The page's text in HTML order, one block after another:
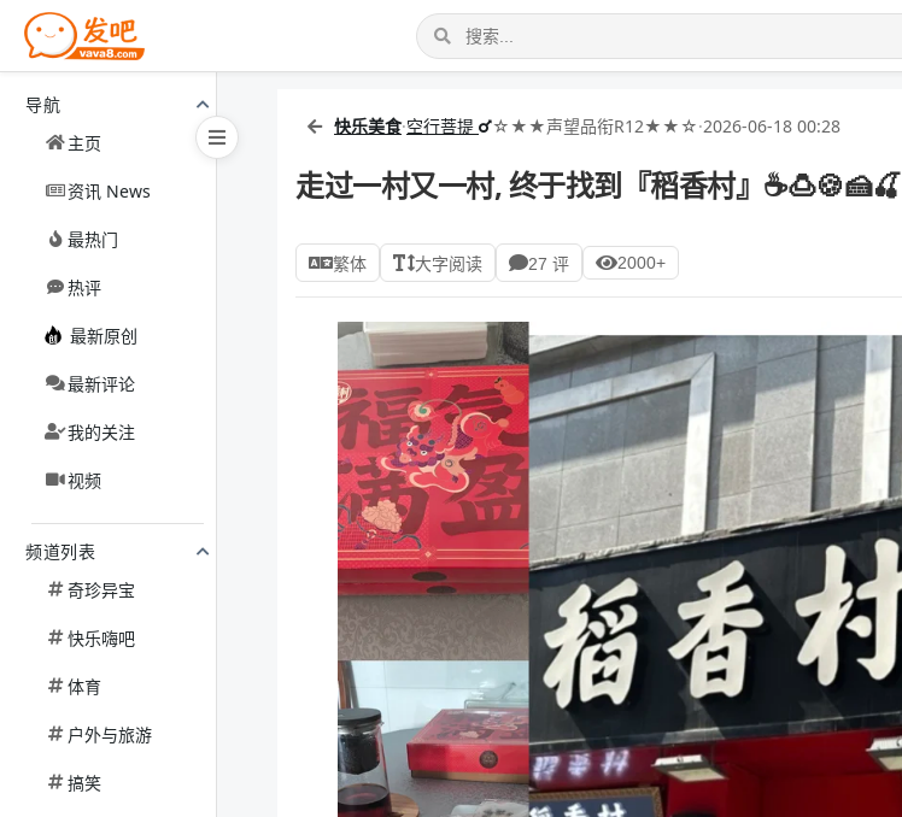
导航
主页
资讯 News
最热门
热评
最新原创
最新评论
我的关注
视频
频道列表
奇珍异宝
快乐嗨吧
体育
户外与旅游
搞笑
快乐美食·空行菩提 ☆★★声望品衔R12★★☆·2026-06-18 00:28
走过一村又一村, 终于找到『稻香村』☕🍮🍪🍰🍒
繁体 大字阅读 27 评 2000+